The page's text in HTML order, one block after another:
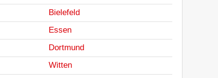
Bielefeld
Essen
Dortmund
Witten